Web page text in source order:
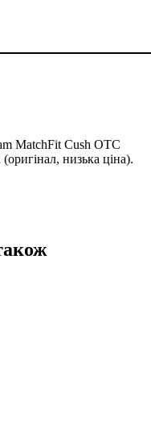
MatchFit Cush OTC
низька ціна).